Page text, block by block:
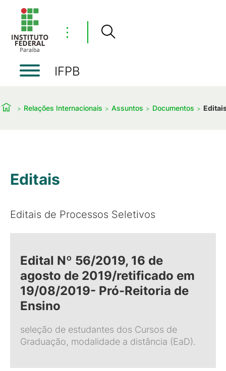
⋮
IFPB
Relações Internacionais Assuntos Documentos
Editais
Editais de Processos Seletivos
Edital Nº 56/2019, 16 de
agosto de 2019/retificado em
19/08/2019- Pró-Reitoria de
Ensino
seleção de estudantes dos Cursos de
Graduação, modalidade a distância (EaD).